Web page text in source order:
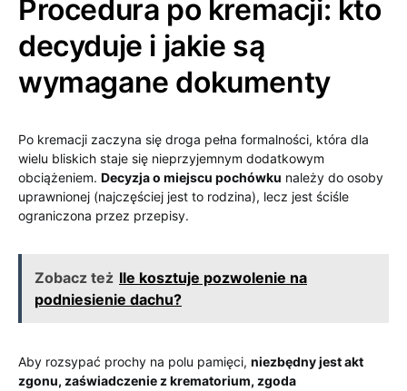
Procedura po kremacji: kto
decyduje i jakie są
wymagane dokumenty
Po kremacji zaczyna się droga pełna formalności, która dla
wielu bliskich staje się nieprzyjemnym dodatkowym
obciążeniem. Decyzja o miejscu pochówku należy do osoby
uprawnionej (najczęściej jest to rodzina), lecz jest ściśle
ograniczona przez przepisy.
Zobacz też Ile kosztuje pozwolenie na
podniesienie dachu?
Aby rozsypać prochy na polu pamięci, niezbędny jest akt
zgonu, zaświadczenie z krematorium, zgoda